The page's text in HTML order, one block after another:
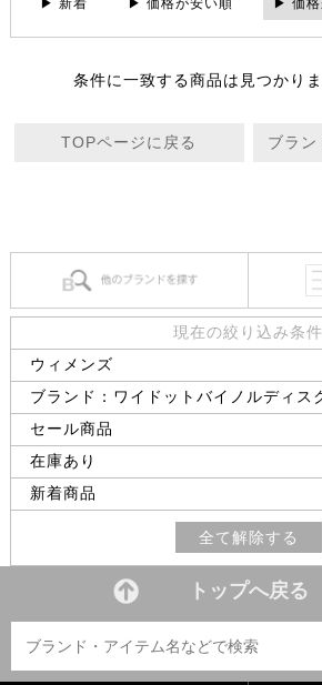
▶ 新着 ▶ 価格が安い順 ▶ 価格
条件に一致する商品は見つかり
TOPページに戻る ブラン
現在の絞り込み条件
ウィメンズ
ブランド：ワイドットバイノルディス
セール商品
在庫あり
新着商品
全て解除する
トップへ戻る